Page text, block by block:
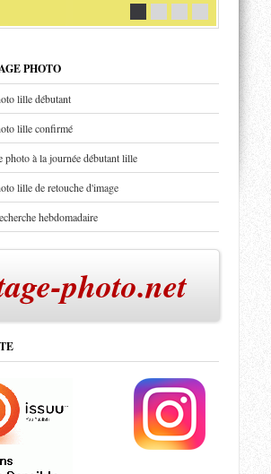
PHOTO
lille débutant
lille confirmé
photo à la journée débutant lille
lille de retouche d'image
hebdomadaire
photo.net